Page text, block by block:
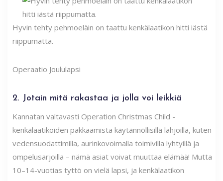
Hyvin tehty pehmoeläin on taattu kenkälaatikon hitti iästä
riippumatta.
Operaatio Joululapsi
2. Jotain mitä rakastaa ja jolla voi leikkiä
Kannatan valtavasti Operation Christmas Child -
kenkälaatikoiden pakkaamista käytännöllisillä lahjoilla, kuten
vedensuodattimilla, aurinkovoimalla toimivilla lyhtyillä ja
ompelusarjoilla – nämä asiat voivat muuttaa elämää! Mutta
10–14-vuotias tyttö on vielä lapsi, ja kenkälaatikon